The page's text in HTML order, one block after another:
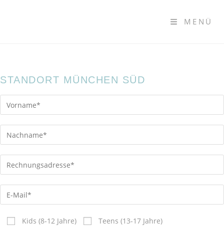
MENÜ
STANDORT MÜNCHEN SÜD
Kids (8-12 Jahre)
Teens (13-17 Jahre)